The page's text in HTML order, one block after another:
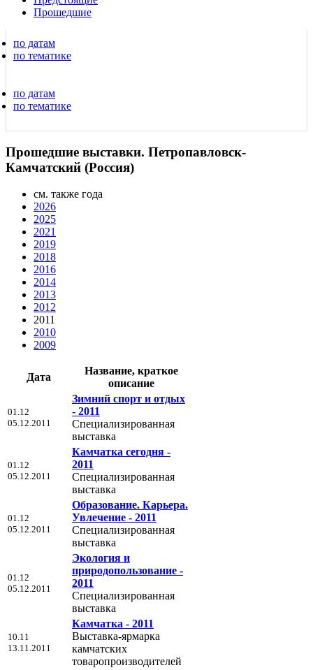
Прошедшие
по датам
по тематике
по датам
по тематике
Прошедшие выставки. Петропавловск-
Камчатский (Россия)
см. также года
2026
2025
2021
2019
2018
2016
2014
2013
2012
2011
2010
2009
Дата
Название, краткое
описание
01.12
05.12.2011
Зимний спорт и отдых
- 2011
Специализированная
выставка
01.12
05.12.2011
Камчатка сегодня -
2011
Специализированная
выставка
01.12
05.12.2011
Образование. Карьера.
Увлечение - 2011
Специализированная
выставка
01.12
05.12.2011
Экология и
природопользование -
2011
Специализированная
выставка
10.11
13.11.2011
Камчатка - 2011
Выставка-ярмарка
камчатских
товаропроизводителей